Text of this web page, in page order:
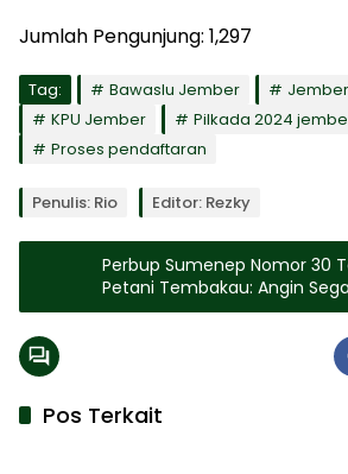
Jumlah Pengunjung: 1,297
Tag: Bawaslu Jember
Jember
KPU Jember
Pilkada 2024
Proses pendaftaran
Penulis: Rio Editor: Rezky
Perbup Sumenep Nomor 30
Petani Tembakau: Angin
Pos Terkait